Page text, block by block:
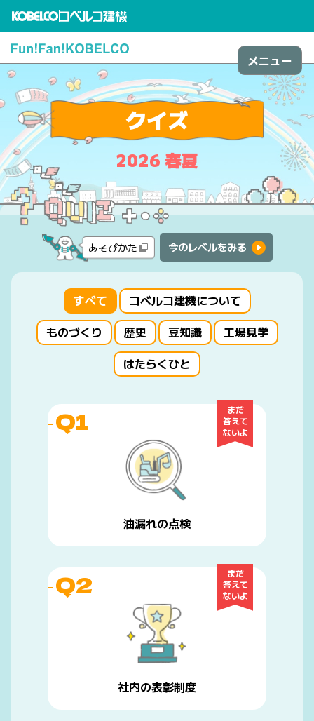
メニュー
クイズ
2026 春夏
あそびかた 今のレベルをみる
すべて
コベルコ建機について
ものづくり
歴史 豆知識
工場見学
はたらくひと
まだ
答えて
ないよ
Q1
油漏れの点検
まだ
答えて
ないよ
Q2
社内の表彰制度